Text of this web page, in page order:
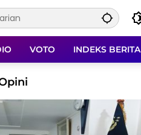
VOTO INDEKS BERITA